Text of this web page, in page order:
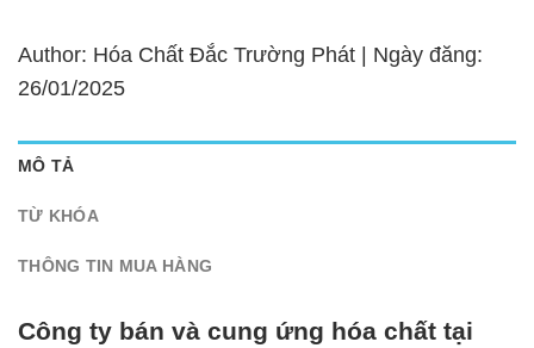
Author: Hóa Chất Đắc Trường Phát | Ngày đăng:
26/01/2025
MÔ TẢ
TỪ KHÓA
THÔNG TIN MUA HÀNG
Công ty bán và cung ứng hóa chất tại